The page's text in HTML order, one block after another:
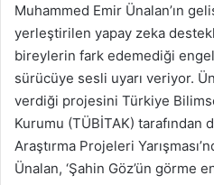
Muhammed Emir Ünalan’ın
yerleştirilen yapay zeka
bireylerin fark edemediği
sürücüye sesli uyarı veriyor.
verdiği projesini Türkiye
Kurumu (TÜBİTAK) tarafından
Araştırma Projeleri
Ünalan, ‘Şahin Göz’ün görme